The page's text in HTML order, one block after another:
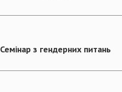
Семінар з гендерних питань